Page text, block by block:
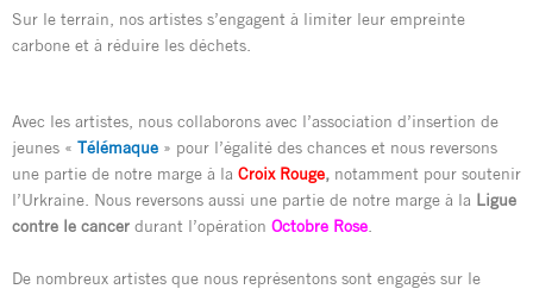
Sur le terrain, nos artistes s’engagent à limiter leur empreinte
carbone et à réduire les déchets.
Avec les artistes, nous collaborons avec l’association d’insertion de
jeunes « Télémaque » pour l’égalité des chances et nous reversons
une partie de notre marge à la Croix Rouge, notamment pour soutenir
l’Urkraine. Nous reversons aussi une partie de notre marge à la Ligue
contre le cancer durant l’opération Octobre Rose
De nombreux artistes que nous représentons sont engagés sur le